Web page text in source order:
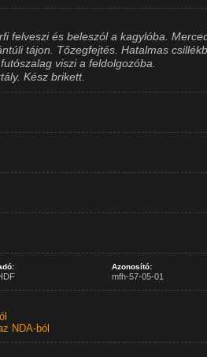
felveszi és beleszól a kagylóba.
tájon. Tőzegfejtés. Hatalmas
viszi a feldolgozóba.
Kész brikett.
Azonosító:
mfh-57-05-01
NDA-ból